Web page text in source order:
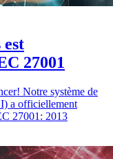
27001
Notre système de
a officiellement
27001: 2013